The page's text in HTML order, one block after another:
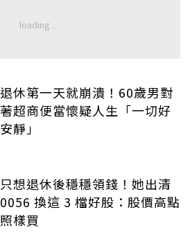
退休第一天就崩潰！60歲男對
著超商便當懷疑人生「一切好
安靜」
只想退休後穩穩領錢！她出清
0056 換這 3 檔好股：股價高點
照樣買